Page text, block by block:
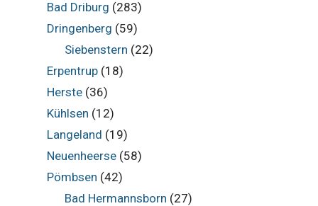
Bad Driburg (283)
Dringenberg (59)
Siebenstern (22)
Erpentrup(18)
Herste(36)
Kühlsen (12)
Langeland (19)
Neuenheerse(58)
Pömbsen (42)
Bad Hermannsborn (27)